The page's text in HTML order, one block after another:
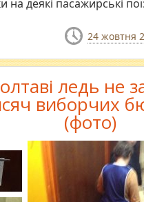
на деякі пасажирські
24 жовтня
ледь не
виборчих
(фото)